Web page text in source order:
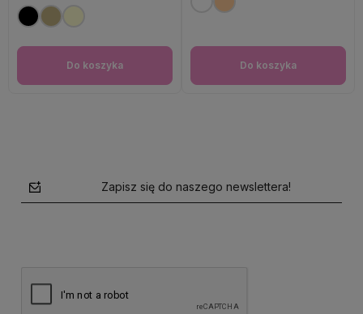
Do koszyka Do koszyka
Zapisz się do naszego newslettera!